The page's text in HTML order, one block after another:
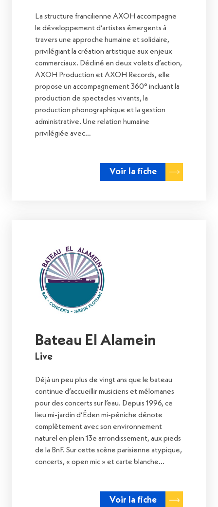
La structure francilienne AXOH accompagne
le développement d’artistes émergents à
travers une approche humaine et solidaire,
privilégiant la création artistique aux enjeux
commerciaux. Décliné en deux volets d’action,
AXOH Production et AXOH Records, elle
propose un accompagnement 360° incluant la
production de spectacles vivants, la
production phonographique et la gestion
administrative. Une relation humaine
privilégiée avec…
Voir la fiche
Bateau El Alamein
Live
Déjà un peu plus de vingt ans que le bateau
continue d’accueillir musiciens et mélomanes
pour des concerts sur l’eau. Depuis 1996, ce
lieu mi-jardin d’Éden mi-péniche dénote
complètement avec son environnement
naturel en plein 13e arrondissement, aux pieds
de la BnF. Sur cette scène parisienne atypique,
concerts, « open mic » et carte blanche…
Voir la fiche